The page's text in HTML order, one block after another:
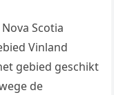
Scotia
Vinland
gebied geschikt
de